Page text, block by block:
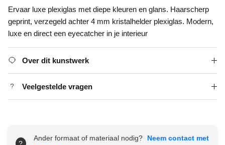
Ervaar luxe plexiglas met diepe kleuren en glans. Haarscherp
geprint, verzegeld achter 4 mm kristalhelder plexiglas. Modern,
luxe en direct een eyecatcher in je interieur
Over dit kunstwerk
Veelgestelde vragen
Ander formaat of materiaal nodig?
Neem contact met